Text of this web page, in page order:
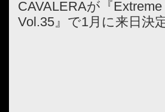
CAVALERAが『
Vol.35』で1月に来日決